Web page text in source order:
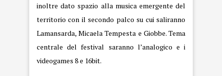
inoltre dato spazio alla musica emergente del
territorio con il secondo palco su cui saliranno
Lamansarda, Micaela Tempesta e Giobbe. Tema
centrale del festival saranno l’analogico e i
videogames 8 e 16bit.